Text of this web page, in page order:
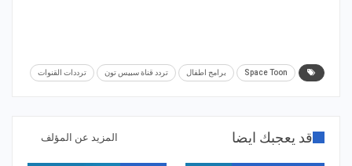
Space Toon برامج اطفال تردد قناة سبيس تون ترددات القنوات
قد يعجبك ايضا المزيد عن المؤلف